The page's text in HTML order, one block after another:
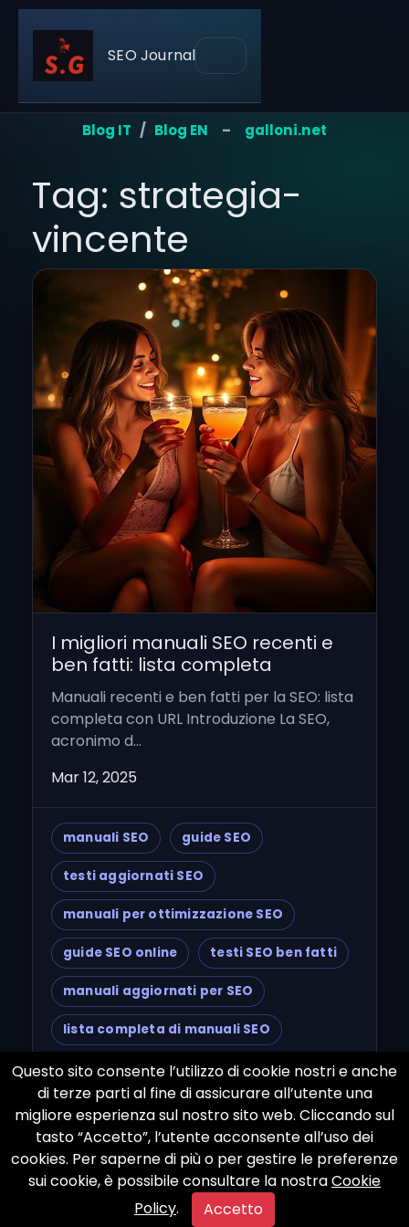
Questo sito consente l’utilizzo di cookie nostri e anche
di terze parti al fine di assicurare all’utente una
migliore esperienza sul nostro sito web. Cliccando sul
tasto “Accetto”, l’utente acconsente all’uso dei
cookies. Per saperne di più o per gestire le preferenze
sui cookie, è possibile consultare la nostraCookie
Policy. Accetto
SEO Journal
Blog IT / Blog EN – galloni.net
Tag: strategia-
vincente
I migliori manuali SEO recenti e
ben fatti: lista completa
Manuali recenti e ben fatti per la SEO: lista
completa con URL Introduzione La SEO,
acronimo d...
Mar 12, 2025
manuali SEO guide SEO
testi aggiornati SEO
manuali per ottimizzazione SEO
guide SEO online testi SEO ben fatti
manuali aggiornati per SEO
lista completa di manuali SEO
manuali